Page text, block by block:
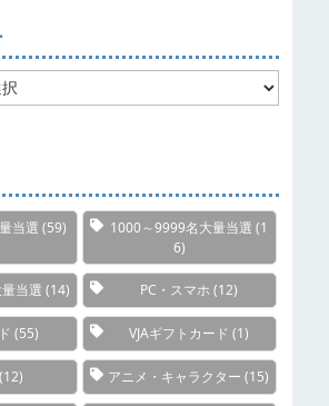
当選 (59) 1000～9999名大量当選 (1
6)
当選 (14) PC・スマホ (12)
(55) VJAギフトカード (1)
(12) アニメ・キャラクター (15)